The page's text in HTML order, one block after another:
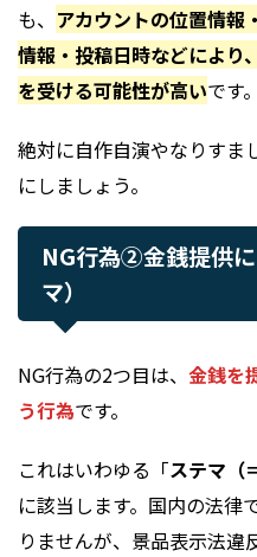
も、 アカウントの位置情報
情報・投稿日時などにより
を受ける可能性が高いです。
絶対に自作自演やなりすま
にしましょう。
NG行為②金銭提供
マ）
NG行為の2つ目は、 金銭を
う行為です。
これはいわゆる「ステマ（
に該当します。国内の法律
りませんが、景品表示法違